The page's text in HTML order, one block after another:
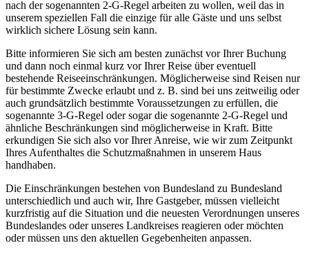
nach der sogenannten 2-G-Regel arbeiten zu wollen, weil das in
unserem speziellen Fall die einzige für alle Gäste und uns selbst
wirklich sichere Lösung sein kann.
Bitte informieren Sie sich am besten zunächst vor Ihrer Buchung
und dann noch einmal kurz vor Ihrer Reise über eventuell
bestehende Reiseeinschränkungen. Möglicherweise sind Reisen nur
für bestimmte Zwecke erlaubt und z. B. sind bei uns zeitweilig oder
auch grundsätzlich bestimmte Voraussetzungen zu erfüllen, die
sogenannte 3-G-Regel oder sogar die sogenannte 2-G-Regel und
ähnliche Beschränkungen sind möglicherweise in Kraft. Bitte
erkundigen Sie sich also vor Ihrer Anreise, wie wir zum Zeitpunkt
Ihres Aufenthaltes die Schutzmaßnahmen in unserem Haus
handhaben.
Die Einschränkungen bestehen von Bundesland zu Bundesland
unterschiedlich und auch wir, Ihre Gastgeber, müssen vielleicht
kurzfristig auf die Situation und die neuesten Verordnungen unseres
Bundeslandes oder unseres Landkreises reagieren oder möchten
oder müssen uns den aktuellen Gegebenheiten anpassen.